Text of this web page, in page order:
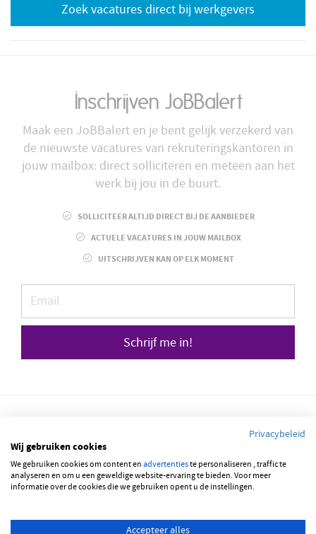
Zoek vacatures direct bij werkgevers
Inschrijven JoBBalert
Maak een JoBBalert en je bent gelijk verzekerd van
de nieuwste vacatures van rekruteringskantoren in
jouw mailbox: direct solliciteren en meteen aan het
werk bij jou in de buurt.
SOLLICITEER ALTIJD DIRECT BIJ DE AANBIEDER
ACTUELE VACATURES IN JOUW MAILBOX
UITSCHRIJVEN KAN OP ELK MOMENT
Schrijf me in!
© 2026 JOBBSQUARE
NEDERLANDS FRANÇAIS
Privacybeleid
Wij gebruiken cookies
We gebruiken cookies om content en advertentieste personaliseren , traffic te
analyseren en om u een geweldige website-ervaring te bieden. Voor meer
informatie over de cookies die we gebruiken opent u de instellingen.
Accepteer alles